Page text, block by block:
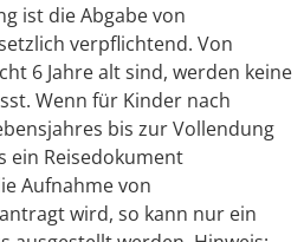
ist die Abgabe von
verpflichtend. Von
6 Jahre alt sind, werden keine
Wenn für Kinder nach
bis zur Vollendung
ein Reisedokument
Aufnahme von
wird, so kann nur ein